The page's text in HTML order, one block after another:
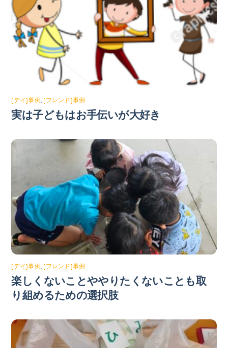
[デイ]事例, [フレンド]事例
実は子どもはお手伝いが大好き
[デイ]事例, [フレンド]事例
楽しくないことややりたくないことも取
り組めるための選択肢